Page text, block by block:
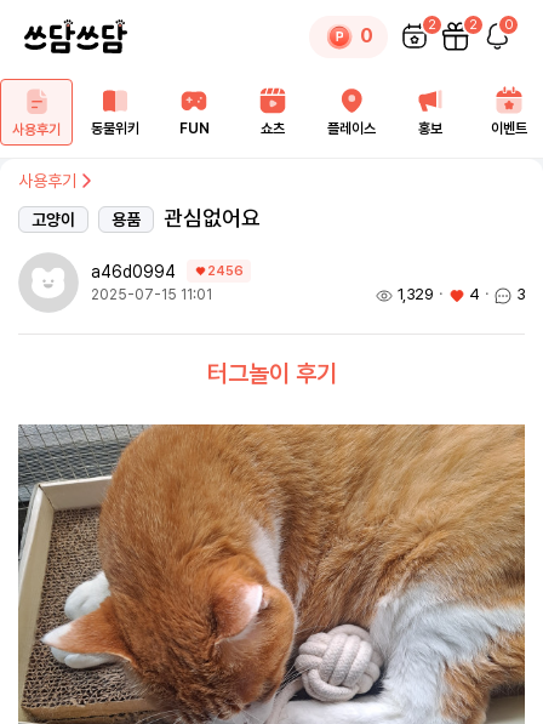
0 2 2 0
사용후기 동물위키 FUN 쇼츠 플레이스 홍보 이벤트
사용후기
고양이
용품 관심없어요
a46d0994 2456
2025-07-15 11:01 1,329 ㆍ 4 ㆍ 3
터그놀이 후기